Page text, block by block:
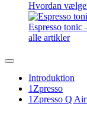
Hvordan
Espresso tonic
alle artikler
Introduktion
1Zpresso
1Zpresso Q